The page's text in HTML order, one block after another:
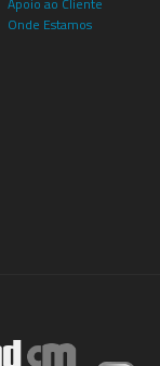
Apoio ao Cliente
Onde Estamos